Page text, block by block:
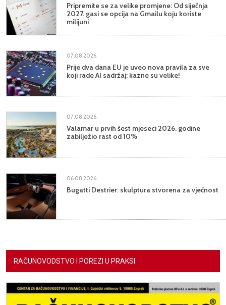
Pripremite se za velike promjene: Od siječnja
2027. gasi se opcija na Gmailu koju koriste
milijuni
07.08.2026.
Prije dva dana EU je uveo nova pravila za sve
koji rade AI sadržaj: kazne su velike!
07.08.2026.
Valamar u prvih šest mjeseci 2026. godine
zabilježio rast od 10%
06.08.2026.
Bugatti Destrier: skulptura stvorena za vječnost
RAČUNOVODSTVO I POREZI U PRAKSI